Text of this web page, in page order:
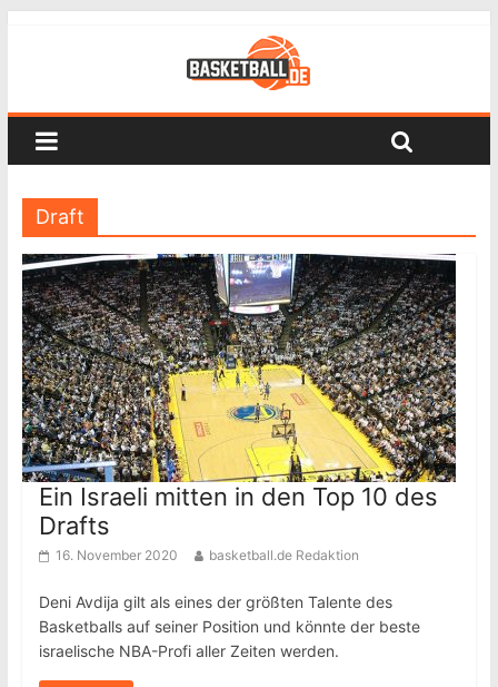
Draft
Ein Israeli mitten in den Top 10 des
Drafts
16. November 2020 basketball.de Redaktion
Deni Avdija gilt als eines der größten Talente des
Basketballs auf seiner Position und könnte der beste
israelische NBA-Profi aller Zeiten werden.